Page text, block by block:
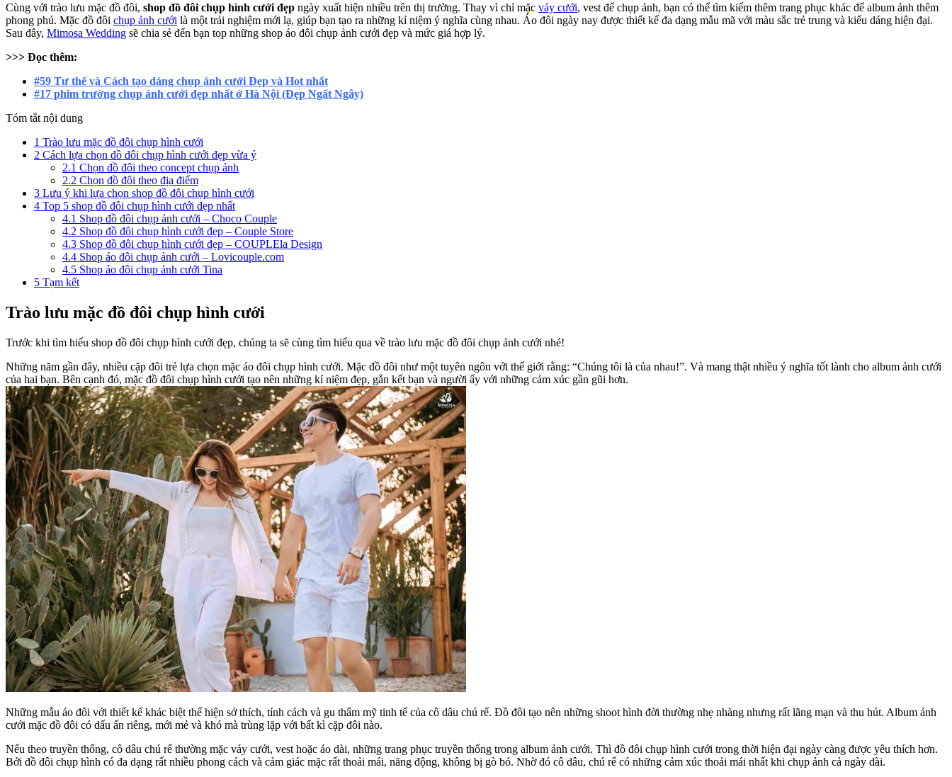
Cùng với trào lưu mặc đồ đôi, shop đồ đôi chụp hình cưới đẹp ngày xuất hiện nhiều trên thị trường. Thay vì chỉ mặc váy cưới, vest để chụp ảnh, bạn có thể tìm kiếm thêm trang phục khác để album ảnh thêm
phong phú. Mặc đồ đôi chụp ảnh cưới là một trải nghiệm mới lạ, giúp bạn tạo ra những kỉ niệm ý nghĩa cùng nhau. Áo đôi ngày nay được thiết kế đa dạng mẫu mã với màu sắc trẻ trung và kiểu dáng hiện đại.
Sau đây, Mimosa Wedding sẽ chia sẻ đến bạn top những shop áo đôi chụp ảnh cưới đẹp và mức giá hợp lý.
>>> Đọc thêm:
#59 Tư thế và Cách tạo dáng chụp ảnh cưới Đẹp và Hot nhất
#17 phim trường chụp ảnh cưới đẹp nhất ở Hà Nội (Đẹp Ngất Ngây)
Tóm tắt nội dung
1 Trào lưu mặc đồ đôi chụp hình cưới
2 Cách lựa chọn đồ đôi chụp hình cưới đẹp vừa ý
2.1 Chọn đồ đôi theo concept chụp ảnh
2.2 Chọn đồ đôi theo địa điểm
3 Lưu ý khi lựa chọn shop đồ đôi chụp hình cưới
4 Top 5 shop đồ đôi chụp hình cưới đẹp nhất
4.1 Shop đồ đôi chụp ảnh cưới – Choco Couple
4.2 Shop đồ đôi chụp hình cưới đẹp – Couple Store
4.3 Shop đồ đôi chụp hình cưới đẹp – COUPLEla Design
4.4 Shop áo đôi chụp ảnh cưới – Lovicouple.com
4.5 Shop áo đôi chụp ảnh cưới Tina
5 Tạm kết
Trào lưu mặc đồ đôi chụp hình cưới
Trước khi tìm hiểu shop đồ đôi chụp hình cưới đẹp, chúng ta sẽ cùng tìm hiểu qua về trào lưu mặc đồ đôi chụp ảnh cưới nhé!
Những năm gần đây, nhiều cặp đôi trẻ lựa chọn mặc áo đôi chụp hình cưới. Mặc đồ đôi như một tuyên ngôn với thế giới rằng: “Chúng tôi là của nhau!”. Và mang thật nhiều ý nghĩa tốt lành cho album ảnh cưới
của hai bạn. Bên cạnh đó, mặc đồ đôi chụp hình cưới tạo nên những kí niệm đẹp, gắn kết bạn và người ấy với những cảm xúc gần gũi hơn.
Những mẫu áo đôi với thiết kế khác biệt thể hiện sở thích, tính cách và gu thẩm mỹ tinh tế của cô dâu chú rể. Đồ đôi tạo nên những shoot hình đời thường nhẹ nhàng nhưng rất lãng mạn và thu hút. Album ảnh
cưới mặc đồ đôi có dấu ấn riêng, mới mẻ và khó mà trùng lặp với bất kì cặp đôi nào.
Nếu theo truyền thống, cô dâu chú rể thường mặc váy cưới, vest hoặc áo dài, những trang phục truyền thống trong album ảnh cưới. Thì đồ đôi chụp hình cưới trong thời hiện đại ngày càng được yêu thích hơn.
Bởi đồ đôi chụp hình có đa dạng rất nhiều phong cách và cảm giác mặc rất thoải mái, năng động, không bị gò bó. Nhờ đó cô dâu, chú rể có những cảm xúc thoải mái nhất khi chụp ảnh cả ngày dài.